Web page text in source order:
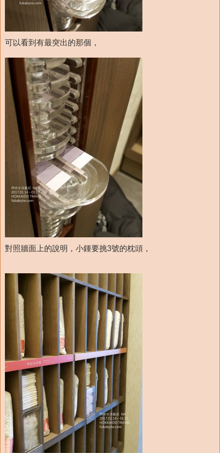
可以看到有最突出的那個，
對照牆面上的說明，小鍾要挑3號的枕頭，